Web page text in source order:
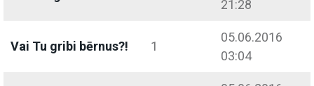
21:28
Vai Tu gribi bērnus?! 1
05.06.2016
03:04